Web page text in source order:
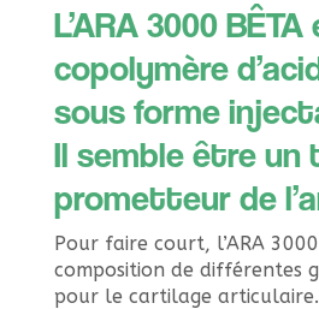
L’ARA 3000
copolymère
sous forme
Il semble être
prometteur de
Pour faire court, l’ARA
composition de différentes
pour le cartilage articulaire.